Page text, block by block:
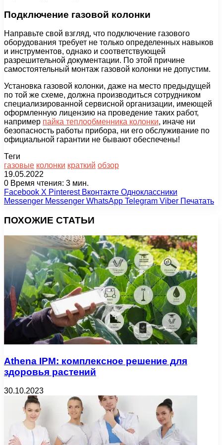
Подключение газовой колонки
Направьте свой взгляд, что подключение газового
оборудования требует не только определенных навыков
и инструментов, однако и соответствующей
разрешительной документации. По этой причине
самостоятельный монтаж газовой колонки не допустим.
Установка газовой колонки, даже на место предыдущей
по той же схеме, должна производиться сотрудником
специализированной сервисной организации, имеющей
оформленную лицензию на проведение таких работ,
например пайка теплообменника колонки, иначе ни
безопасность работы прибора, ни его обслуживание по
официальной гарантии не бывают обеспечены!
Теги
газовые колонки краткий обзор
19.05.2022
0 Время чтения: 3 мин.
Facebook X Pinterest Вконтакте Одноклассники
Messenger Messenger WhatsApp Telegram Viber Печатать
ПОХОЖИЕ СТАТЬИ
Athena IPM: комплексное решение для
здоровья растений
30.10.2023